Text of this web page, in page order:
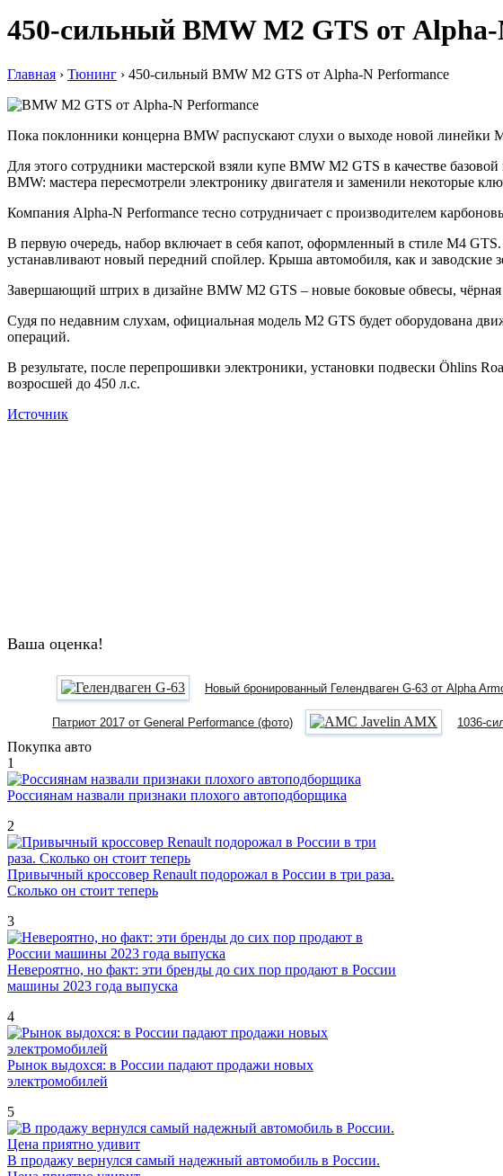
450-сильный BMW M2 GTS от
Главная › Тюнинг › 450-сильный BMW M2 GTS от Alpha-N Performance
Пока поклонники концерна BMW распускают слухи о выходе новой линейки
Для этого сотрудники мастерской взяли купе BMW M2 GTS в качестве
BMW: мастера пересмотрели электронику двигателя и заменили некоторые
Компания Alpha-N Performance тесно сотрудничает с производителем
В первую очередь, набор включает в себя капот, оформленный в стиле M4
устанавливают новый передний спойлер. Крыша автомобиля, как и заводские
Завершающий штрих в дизайне BMW M2 GTS – новые боковые обвесы,
Судя по недавним слухам, официальная модель M2 GTS будет оборудована
операций.
В результате, после перепрошивки электроники, установки подвески Öhlins
возросшей до 450 л.с.
Источник
Ваша оценка!
Новый бронированный Гелендваген G-63 от Alpha
Патриот 2017 от General Performance (фото) 1036-
Покупка авто
1
Россиянам назвали признаки плохого автоподборщика
2
Привычный кроссовер Renault подорожал в России в три раза.
Сколько он стоит теперь
3
Невероятно, но факт: эти бренды до сих пор продают в России
машины 2023 года выпуска
4
Рынок выдохся: в России падают продажи новых
электромобилей
5
В продажу вернулся самый надежный автомобиль в России.